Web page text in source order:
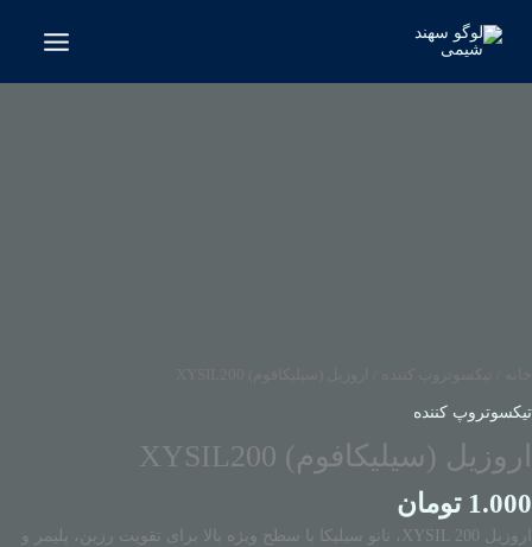
تیکسوتروپ کننده
اروزیل (سیلیکافوم) XYSIL200
1.000 تومان
اروزیل XYSIL 200، نانو سیلیکا با سطح ویژه بالا برای تقویت رزین، پلیمر و